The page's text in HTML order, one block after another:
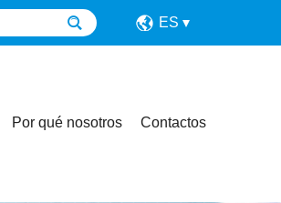
ES
Por qué nosotros Contactos